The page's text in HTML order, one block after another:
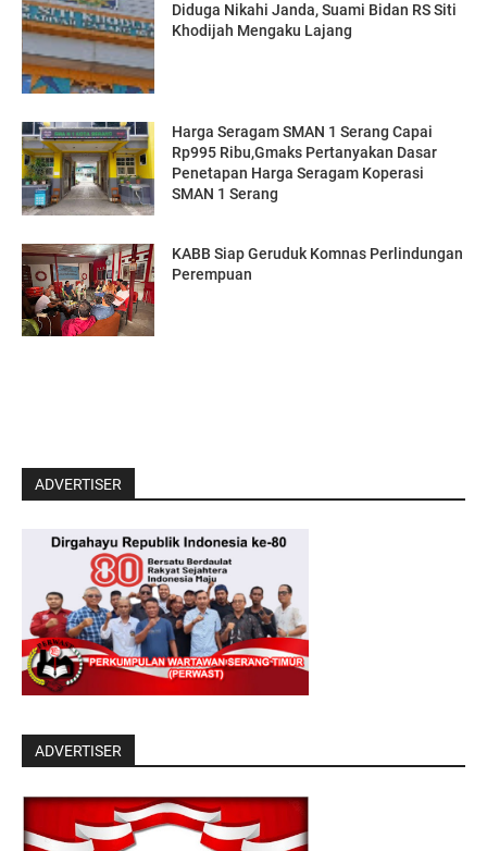
Diduga Nikahi Janda, Suami Bidan RS Siti
Khodijah Mengaku Lajang
Harga Seragam SMAN 1 Serang Capai
Rp995 Ribu,Gmaks Pertanyakan Dasar
Penetapan Harga Seragam Koperasi
SMAN 1 Serang
‎KABB Siap Geruduk Komnas Perlindungan
Perempuan
ADVERTISER
ADVERTISER